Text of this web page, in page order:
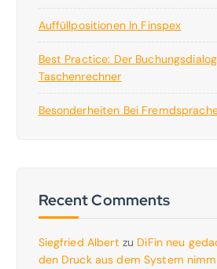
Auffüllpositionen In Finspex
Best Practice: Der
Taschenrechner
Besonderheiten Bei
Recent Comments
Siegfried Albert zu DiFin neu
den Druck aus dem System